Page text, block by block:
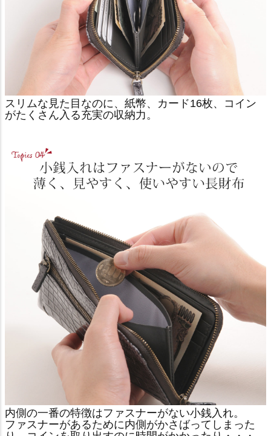
スリムな見た目なのに、紙幣、カード16枚、コイン
がたくさん入る充実の収納力。
内側の一番の特徴はファスナーがない小銭入れ。
ファスナーがあるために内側がかさばってしまった